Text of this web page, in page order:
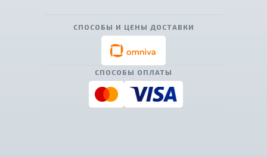
СПОСОБЫ И ЦЕНЫ ДОСТАВКИ
СПОСОБЫ ОПЛАТЫ